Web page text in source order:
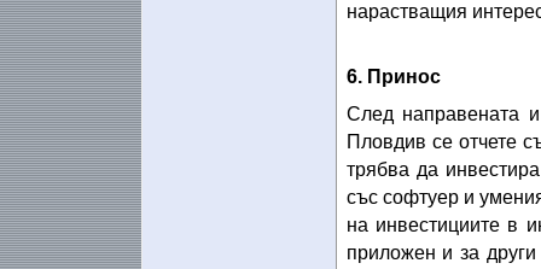
нарастващия
6. Принос
След направената
Пловдив се отчете
трябва да
със софтуер и
на инвестициите в
приложен и за